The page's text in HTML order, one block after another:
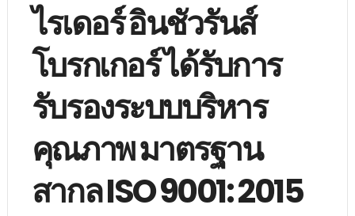
ไรเดอร์ อินชัวรันส์
โบรกเกอร์ ได้รับการ
รับรองระบบบริหาร
คุณภาพ มาตรฐาน
สากล ISO 9001: 2015